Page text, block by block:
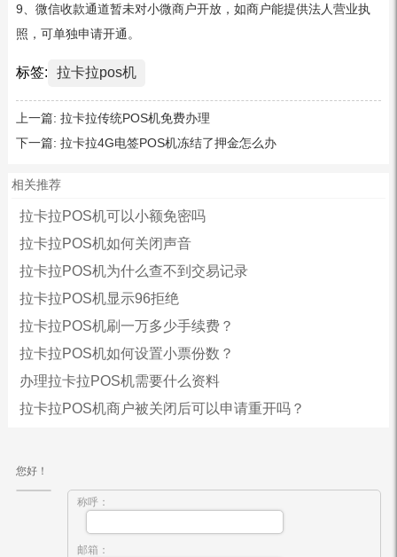
9、微信收款通道暂未对小微商户开放，如商户能提供法人营业执
照，可单独申请开通。
标签: 拉卡拉pos机
上一篇: 拉卡拉传统POS机免费办理
下一篇: 拉卡拉4G电签POS机冻结了押金怎么办
相关推荐
拉卡拉POS机可以小额免密吗
拉卡拉POS机如何关闭声音
拉卡拉POS机为什么查不到交易记录
拉卡拉POS机显示96拒绝
拉卡拉POS机刷一万多少手续费？
拉卡拉POS机如何设置小票份数？
办理拉卡拉POS机需要什么资料
拉卡拉POS机商户被关闭后可以申请重开吗？
您好！
称呼：
邮箱：